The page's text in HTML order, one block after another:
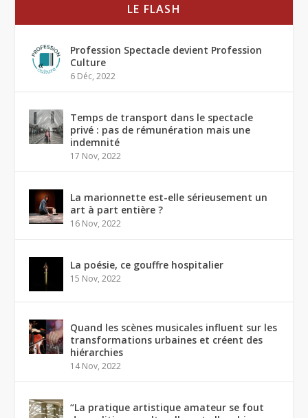
LE FLASH
Profession Spectacle devient Profession
Culture
6 Déc, 2022
Temps de transport dans le spectacle
privé : pas de rémunération mais une
indemnité
17 Nov, 2022
La marionnette est-elle sérieusement un
art à part entière ?
16 Nov, 2022
La poésie, ce gouffre hospitalier
15 Nov, 2022
Quand les scènes musicales influent sur les
transformations urbaines et créent des
hiérarchies
14 Nov, 2022
“La pratique artistique amateur se fout